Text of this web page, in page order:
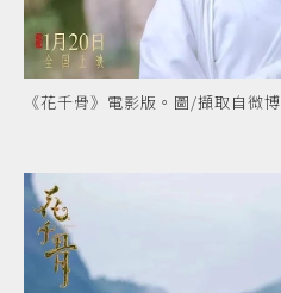
《花千骨》電影版。圖/擷取自微博